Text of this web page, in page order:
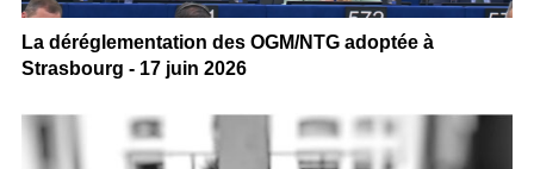
La déréglementation des OGM/NTG adoptée à
Strasbourg - 17 juin 2026